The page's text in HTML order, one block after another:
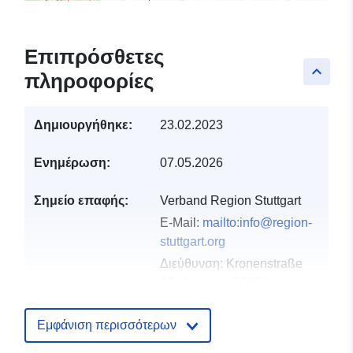
keyboard_arrow_up
Επιπρόσθετες
πληροφορίες
Δημιουργήθηκε: 23.02.2023
Ενημέρωση: 07.05.2026
Σημείο επαφής:
Verband Region Stuttgart
E-Mail: mailto:info@region-
stuttgart.org
Διεύθυνση: Kronenstraße
Διεύθυνση URL:
https://www.region-
Εμφάνιση περισσότερων